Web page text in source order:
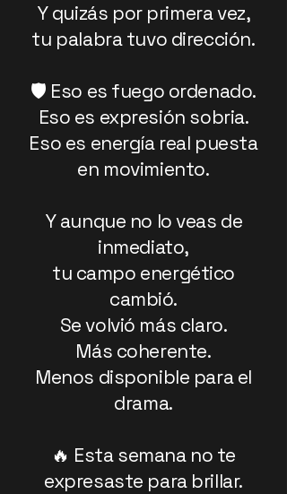
Y quizás por primera vez,
tu palabra tuvo dirección.
🛡️ Eso es fuego ordenado.
Eso es expresión sobria.
Eso es energía real puesta
en movimiento.
Y aunque no lo veas de
inmediato,
tu campo energético
cambió.
Se volvió más claro.
Más coherente.
Menos disponible para el
drama.
🔥 Esta semana no te
expresaste para brillar.